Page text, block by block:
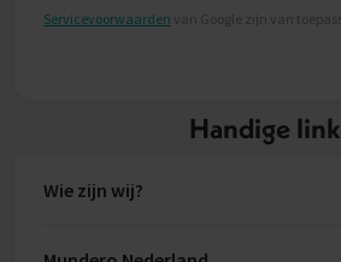
Servicevoorwaarden van Google zijn van
Handige
Wie zijn wij?